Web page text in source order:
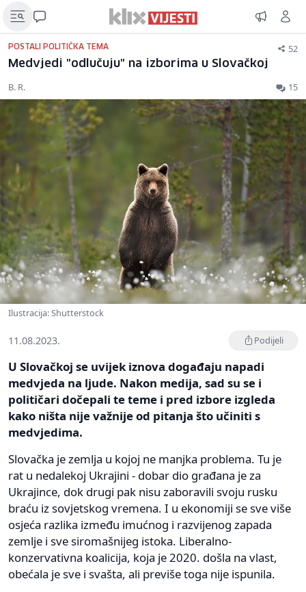
POSTALI POLITIČKA TEMA 52
Medvjedi "odlučuju" na izborima u Slovačkoj
B. R. 15
Ilustracija: Shutterstock
11.08.2023. Podijeli
U Slovačkoj se uvijek iznova događaju napadi
medvjeda na ljude. Nakon medija, sad su se i
političari dočepali te teme i pred izbore izgleda
kako ništa nije važnije od pitanja što učiniti s
medvjedima.
Slovačka je zemlja u kojoj ne manjka problema. Tu je
rat u nedalekoj Ukrajini - dobar dio građana je za
Ukrajince, dok drugi pak nisu zaboravili svoju rusku
braću iz sovjetskog vremena. I u ekonomiji se sve više
osjeća razlika između imućnog i razvijenog zapada
zemlje i sve siromašnijeg istoka. Liberalno-
konzervativna koalicija, koja je 2020. došla na vlast,
obećala je sve i svašta, ali previše toga nije ispunila.